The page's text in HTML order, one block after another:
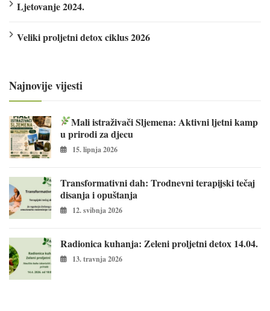
Ljetovanje 2024.
Veliki proljetni detox ciklus 2026
Najnovije vijesti
Mali istraživači Sljemena: Aktivni ljetni kamp
u prirodi za djecu
15. lipnja 2026
Transformativni dah: Trodnevni terapijski tečaj
disanja i opuštanja
12. svibnja 2026
Radionica kuhanja: Zeleni proljetni detox 14.04.
13. travnja 2026